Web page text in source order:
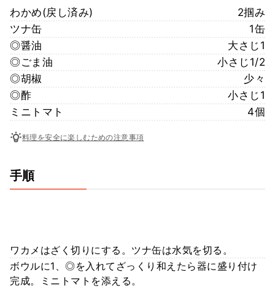
わかめ(戻し済み)
2掴み
ツナ缶
1缶
◎醤油
大さじ1
◎ごま油
小さじ1/2
◎胡椒
少々
◎酢
小さじ1
ミニトマト
4個
料理を安全に楽しむための注意事項
手順
ワカメはざく切りにする。ツナ缶は水気を切る。
ボウルに1、◎を入れてざっくり和えたら器に盛り付け
完成。ミニトマトを添える。